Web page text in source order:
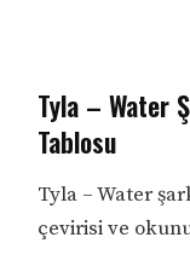
Tyla – Water
Tablosu
Tyla – Water
çevirisi ve